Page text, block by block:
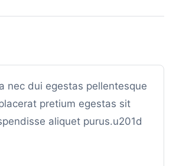
nec dui egestas pellentesque
pretium egestas sit
aliquet purus.u201d